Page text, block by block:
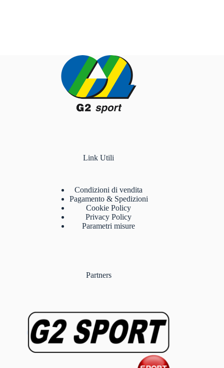
Link Utili
Condizioni di vendita
Pagamento & Spedizioni
Cookie Policy
Privacy Policy
Parametri misure
Partners